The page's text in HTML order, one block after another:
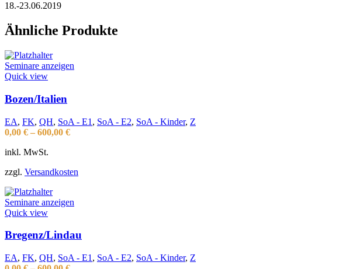
18.-23.06.2019
Ähnliche Produkte
Seminare anzeigen
Quick view
Bozen/Italien
EA, FK, QH, SoA - E1 , SoA - E2, SoA - Kinder, Z
0,00 € – 600,00 €
inkl. MwSt.
zzgl. Versandkosten
Seminare anzeigen
Quick view
Bregenz/Lindau
EA, FK, QH, SoA - E1 , SoA - E2, SoA - Kinder, Z